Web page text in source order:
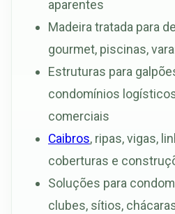
aparentes
Madeira tratada para
gourmet, piscinas,
Estruturas para
condomínios
comerciais
Caibros, ripas, vigas,
coberturas e
Soluções para
clubes, sítios,